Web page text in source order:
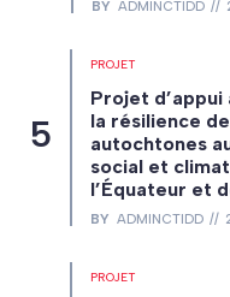
BY ADMINCTIDD
PROJET
Projet
la résilience
autochtones
social et
l’Équateur et
BY ADMINCTIDD
PROJET